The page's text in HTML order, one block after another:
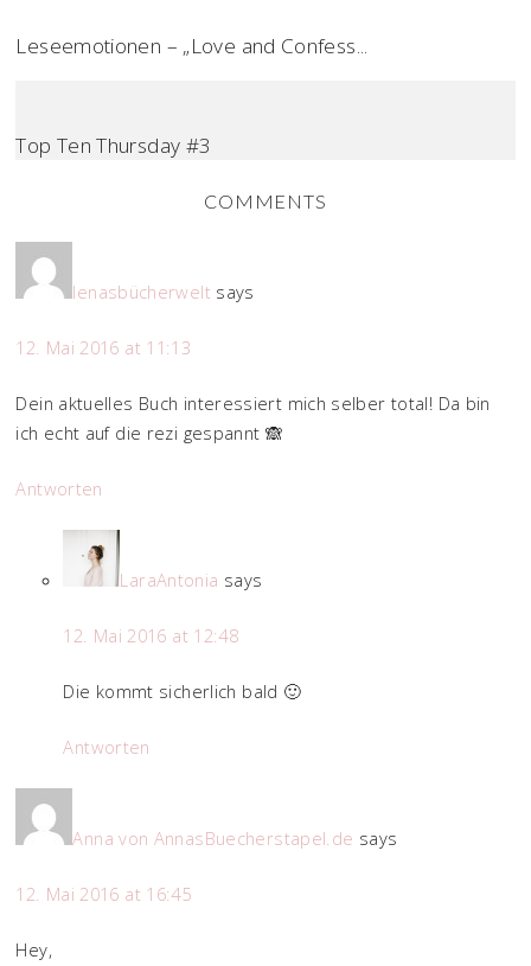
Leseemotionen – „Love and Confess...
Top Ten Thursday #3
COMMENTS
lenasbücherwelt says
12. Mai 2016 at 11:13
Dein aktuelles Buch interessiert mich selber total! Da bin
ich echt auf die rezi gespannt 🙈
Antworten
LaraAntonia says
12. Mai 2016 at 12:48
Die kommt sicherlich bald 🙂
Antworten
Anna von AnnasBuecherstapel.de says
12. Mai 2016 at 16:45
Hey,